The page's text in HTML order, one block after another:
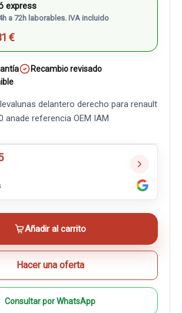
express
a 72h laborables. IVA incluido
€
Recambio revisado
delantero derecho para renault
anade referencia OEM IAM
Añadir al carrito
Hacer una oferta
Consultar por WhatsApp